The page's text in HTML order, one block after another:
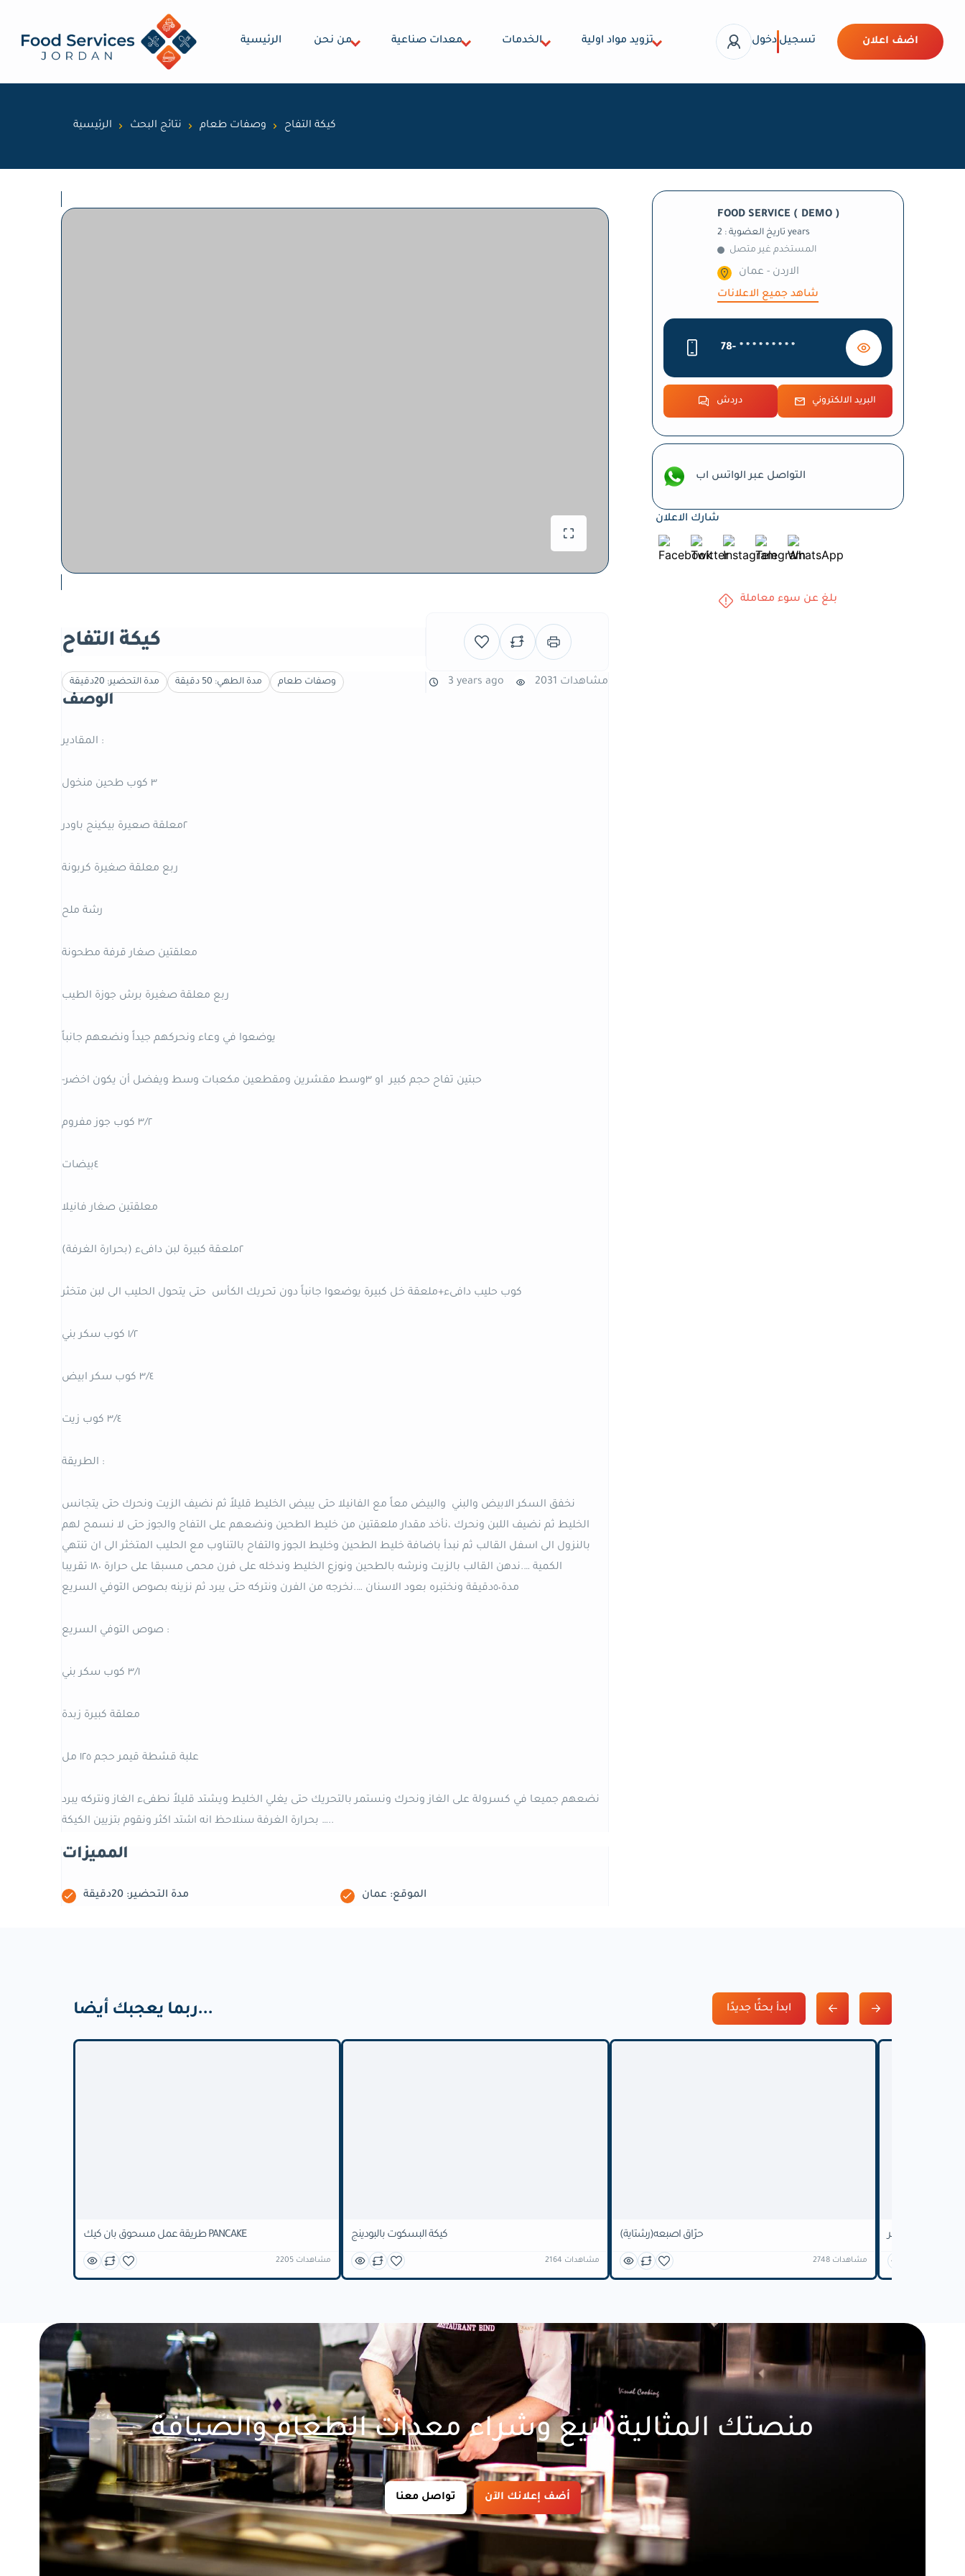
الرئيسية من نحن معدات صناعية الخدمات تزويد مواد اولية دخول تسجيل اضف اعلان
الرئيسية نتائج البحث وصفات طعام كيكة التفاح
كيكة التفاح
مدة التحضير: 20دقيقة مدة الطهي: 50 دقيقة وصفات طعام 3 years ago 2031 مشاهدات
الوصف
المقادير :
٣ كوب طحين منخول
٢معلقة صعيرة بيكينج باودر
ربع معلقة صغيرة كربونة
رشة ملح
معلقتين صغار قرفة مطحونة
ربع معلقة صغيرة برش جوزة الطيب
يوضعوا في وعاء ونحركهم جيداً ونضعهم جانباً
-حبتين تفاح حجم كبير او ٣وسط مقشرين ومقطعين مكعبات وسط ويفضل أن يكون اخضر
٣/٢ كوب جوز مفروم
٤بيضات
معلقتين صغار فانيلا
٢ملعقة كبيرة لبن دافىء (بحرارة الغرفة)
كوب حليب دافىء+ملعقة خل كبيرة يوضعوا جانباً دون تحريك الكأس حتى يتحول الحليب الى لبن متخثر
١/٢ كوب سكر بني
٣/٤ كوب سكر ابيض
٣/٤ كوب زيت
الطريقة :
نخفق السكر الابيض والبني والبيض معاً مع الفانيلا حتى يبيض الخليط قليلاً ثم نضيف الزيت ونحرك حتى يتجانس
الخليط ثم نضيف اللبن ونحرك ،نأخد مقدار ملعقتين من خليط الطحين ونضعهم على التفاح والجوز حتى لا نسمح لهم
بالنزول الى اسفل القالب ثم نبدأ باضافة خليط الطحين وخليط الجوز والتفاح بالتناوب مع الحليب المتخثر الى ان تنتهي
الكمية ….ندهن القالب بالزيت ونرشه بالطحين ونوزع الخليط وندخله على فرن محمى مسبقا على حرارة ١٨٠ تقريبا
مدة٥٠دقيقة ونختبره بعود الاسنان ….نخرجه من الفرن ونتركه حتى يبرد ثم نزينه بصوص التوفي السريع
صوص التوفي السريع :
٣/١ كوب سكر بني
معلقة كبيرة زبدة
علبة قشطة قيمر حجم ١٢٥ مل
نضعهم جميعا في كسرولة على الغاز ونحرك ونستمر بالتحريك حتى يغلي الخليط ويشتد قليلاً نطفىء الغاز ونتركه يبرد
بحرارة الغرفة سنلاحظ انه اشتد اكثر ونقوم بتزيين الكيكة …..
المميزات
مدة التحضير: 20دقيقة الموقع: عمان
FOOD SERVICE ( DEMO )
تاريخ العضوية : 2 years
المستخدم غير متصل
الاردن - عمان
شاهد جميع الاعلانات
78- * * * * * * * * *
دردش البريد الالكتروني
التواصل عبر الواتس اب
شارك الاعلان
بلغ عن سوء معاملة
ربما يعجبك أيضا... ابدأ بحثًا جديدًا
طريقة عمل مسحوق بان كيك PANCAKE
2205 مشاهدات
كيكة البسكوت بالبودينج
2164 مشاهدات
حرّاق اصبعه(رشتاية)
2748 مشاهدات
بالسبانخ والفطر
منصتك المثالية لبيع وشراء معدات الطعام والضيافة
تواصل معنا أضف إعلانك الآن